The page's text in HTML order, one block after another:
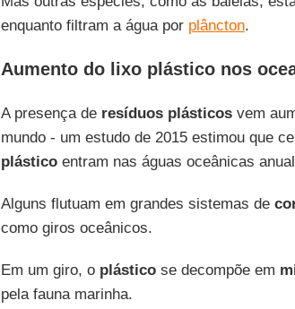
enquanto filtram a água por plâncton.
Aumento do lixo plástico nos
A presença de resíduos plásticosvem
mundo - um estudo de 2015 estimou que
plásticoentram nas águas oceânicas
Alguns flutuam em grandes sistemas de
como giros oceânicos.
Em um giro, o plásticose decompõe em
pela fauna marinha.